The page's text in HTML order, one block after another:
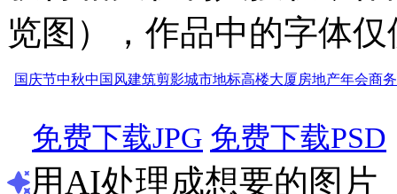
览图），作品中的字体
国庆节中秋中国风建筑剪影城市地标高楼大厦房地产年会商
免费下载JPG 免费下载PSD
用AI处理成想要的图片